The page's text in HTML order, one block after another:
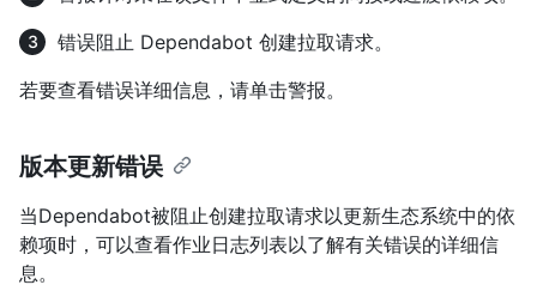
错误阻止 Dependabot 创建拉取请求。
若要查看错误详细信息，请单击警报。
版本更新错误
当Dependabot被阻止创建拉取请求以更新生态系统中的依
赖项时，可以查看作业日志列表以了解有关错误的详细信
息。